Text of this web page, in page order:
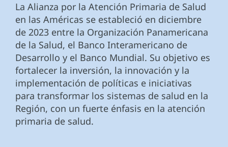
La Alianza por la Atención Primaria de Salud
en las Américas se estableció en diciembre
de 2023 entre la Organización Panamericana
de la Salud, el Banco Interamericano de
Desarrollo y el Banco Mundial. Su objetivo es
fortalecer la inversión, la innovación y la
implementación de políticas e iniciativas
para transformar los sistemas de salud en la
Región, con un fuerte énfasis en la atención
primaria de salud.